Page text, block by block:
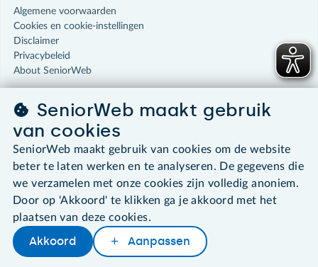
Later lezenDelen
Algemene voorwaarden
Cookies en cookie-instellingen
Disclaimer
Privacybeleid
About SeniorWeb
SeniorWeb maakt gebruik
van cookies
SeniorWeb maakt gebruik van cookies om de website
beter te laten werken en te analyseren. De gegevens die
we verzamelen met onze cookies zijn volledig anoniem.
Door op 'Akkoord' te klikken ga je akkoord met het
plaatsen van deze cookies.
Akkoord Aanpassen